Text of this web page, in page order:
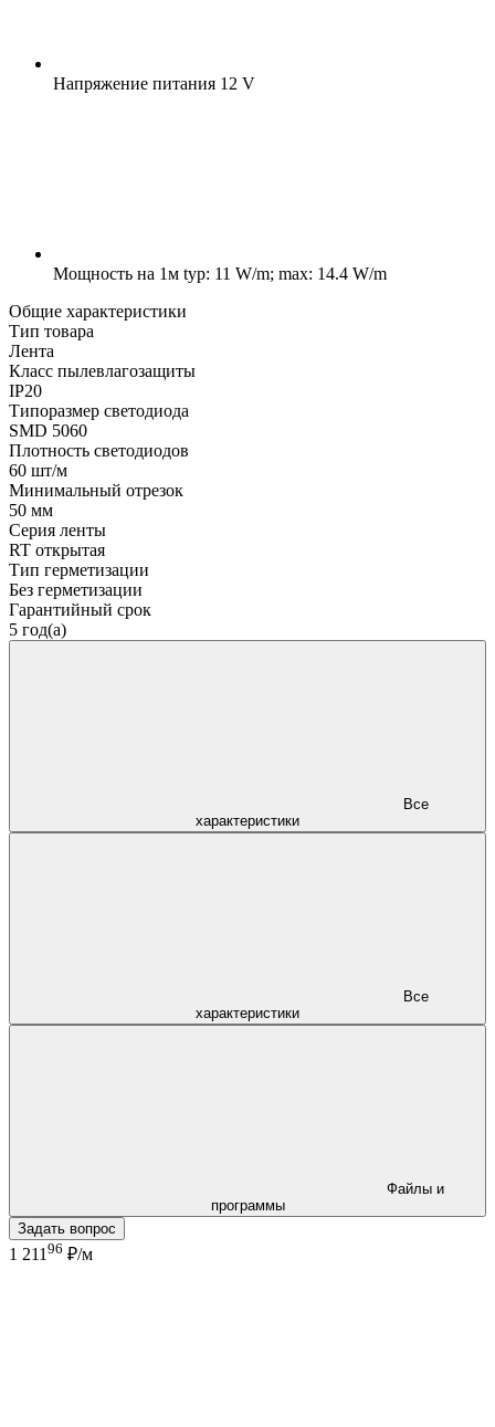
Напряжение питания 12 V
Мощность на 1м typ: 11 W/m; max: 14.4 W/m
Общие характеристики
Тип товара
Лента
Класс пылевлагозащиты
IP20
Типоразмер светодиода
SMD 5060
Плотность светодиодов
60 шт/м
Минимальный отрезок
50 мм
Серия ленты
RT открытая
Тип герметизации
Без герметизации
Гарантийный срок
5 год(а)
характеристики
характеристики
программы
Задать вопрос
1 211 96 ₽/м